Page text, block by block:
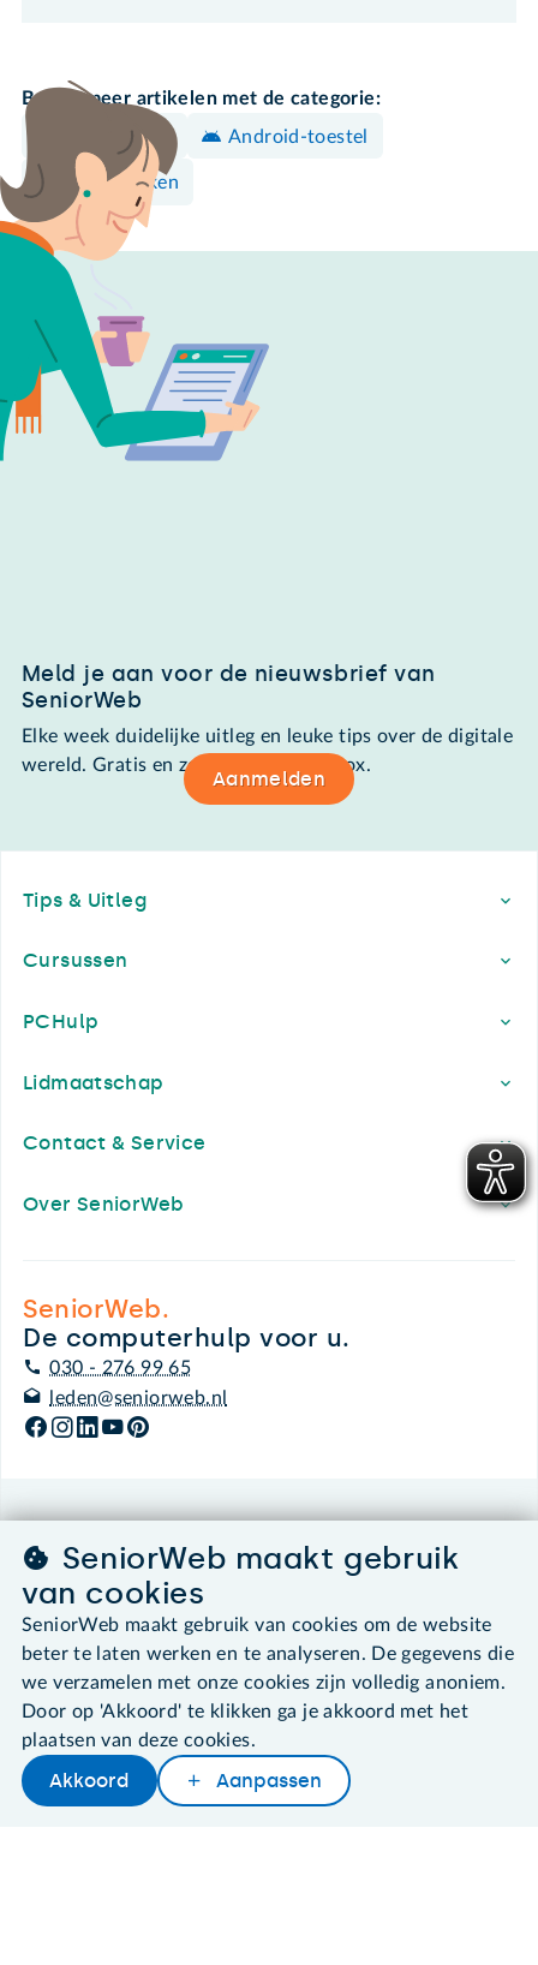
Later lezen Delen Woordenboek
Bekijk meer artikelen met de categorie:
iPhone/iPad
Android-toestel
Foto's maken
Meld je aan voor de nieuwsbrief van
SeniorWeb
Elke week duidelijke uitleg en leuke tips over de digitale
wereld. Gratis en zomaar in de mailbox.
Aanmelden
Tips & Uitleg
Cursussen
PCHulp
Lidmaatschap
Contact & Service
Over SeniorWeb
SeniorWeb.
De computerhulp voor u.
030 - 276 99 65
leden@seniorweb.nl
Algemene voorwaarden
Cookies en cookie-instellingen
Privacybeleid
About SeniorWeb
SeniorWeb maakt gebruik
van cookies
SeniorWeb maakt gebruik van cookies om de website
beter te laten werken en te analyseren. De gegevens die
we verzamelen met onze cookies zijn volledig anoniem.
Door op 'Akkoord' te klikken ga je akkoord met het
plaatsen van deze cookies.
Akkoord Aanpassen